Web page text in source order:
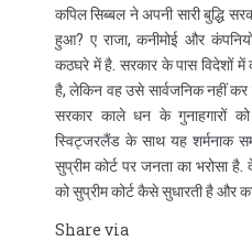
कपिल सिब्बल ने अपनी सारी बुद्धि
हुआ? ए राजा, कनीमोई और
कठघरे में है. सरकार के पास विदेशों में
है, लेकिन वह उसे सार्वजनिक नहीं
सरकार काले धन के गुनाहगारों
स्विट्जरलैंड के साथ यह शर्मनाक
सुप्रीम कोर्ट पर जनता का भरोसा
को सुप्रीम कोर्ट कैसे सुधारती है और
Share via